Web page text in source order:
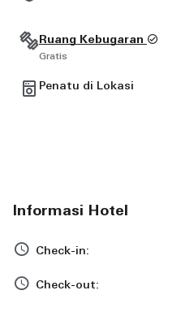
Ruang Kebugaran
Gratis
Penatu di Lokasi
Informasi Hotel
Check-in:
Check-out: